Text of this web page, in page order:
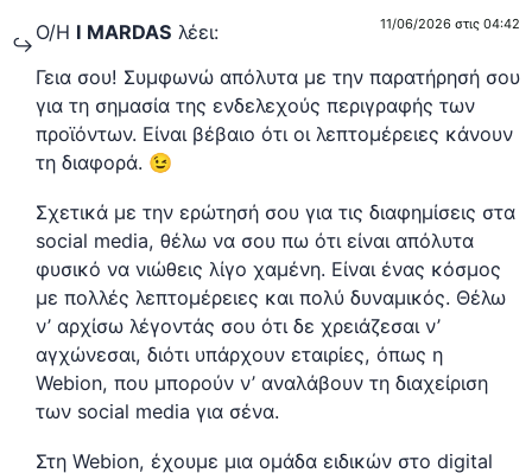
Ο/Η I MARDAS λέει: 11/06/2026 στις 04:42
Γεια σου! Συμφωνώ απόλυτα με την παρατήρησή σου
για τη σημασία της ενδελεχούς περιγραφής των
προϊόντων. Είναι βέβαιο ότι οι λεπτομέρειες κάνουν
τη διαφορά. 😉
Σχετικά με την ερώτησή σου για τις διαφημίσεις στα
social media, θέλω να σου πω ότι είναι απόλυτα
φυσικό να νιώθεις λίγο χαμένη. Είναι ένας κόσμος
με πολλές λεπτομέρειες και πολύ δυναμικός. Θέλω
ν’ αρχίσω λέγοντάς σου ότι δε χρειάζεσαι ν’
αγχώνεσαι, διότι υπάρχουν εταιρίες, όπως η
Webion, που μπορούν ν’ αναλάβουν τη διαχείριση
των social media για σένα.
Στη Webion, έχουμε μια ομάδα ειδικών στο digital